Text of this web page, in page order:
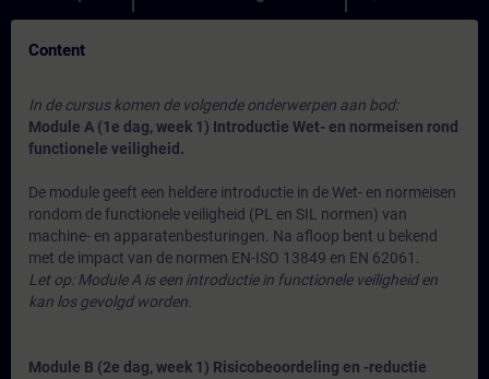
Content
In de cursus komen de volgende onderwerpen aan bod:
Module A (1e dag, week 1) Introductie Wet- en normeisen rond
functionele veiligheid.
De module geeft een heldere introductie in de Wet- en normeisen
rondom de functionele veiligheid (PL en SIL normen) van
machine- en apparatenbesturingen. Na afloop bent u bekend
met de impact van de normen EN-ISO 13849 en EN 62061.
Let op: Module A is een introductie in functionele veiligheid en
kan los gevolgd worden.
Module B (2e dag, week 1) Risicobeoordeling en -reductie